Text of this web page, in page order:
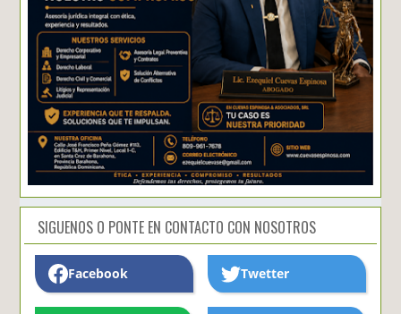
SIGUENOS O PONTE EN CONTACTO CON NOSOTROS
Facebook Twetter